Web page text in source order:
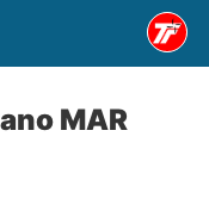
MAR